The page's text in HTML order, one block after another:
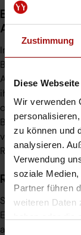
Zustimmung
Diese
Wir verwenden
zu können und
analysieren.
Verwendung
soziale
Partner führen
weiteren Daten
Im Falle von
Betroffenen ein
ihres
oder des Orts
Rechtsbehelfe.
Recht auf
Sie haben das
Einwilligung oder
automatisiert